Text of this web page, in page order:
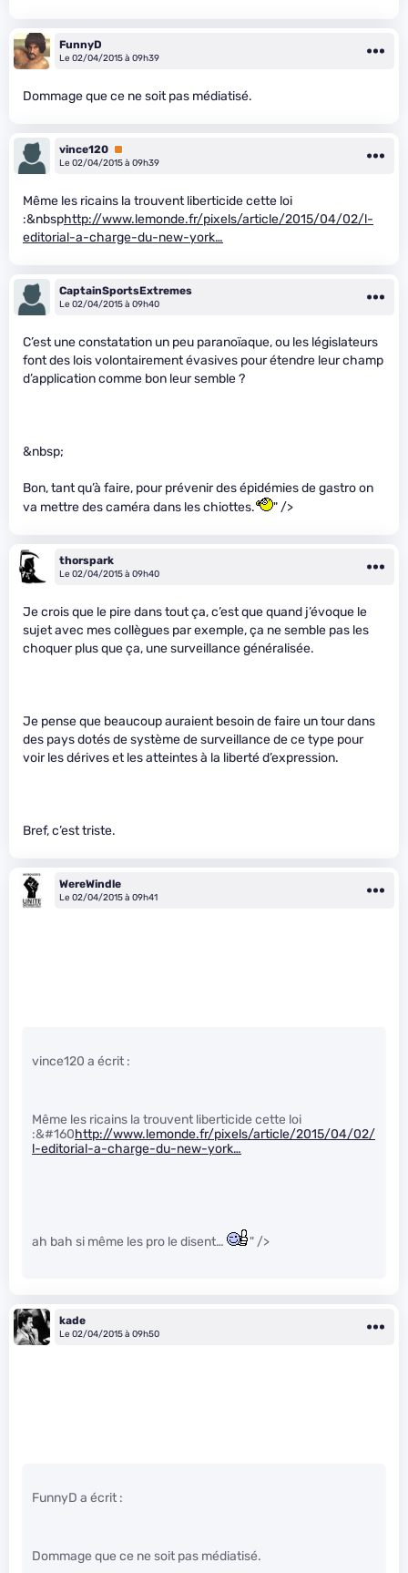
FunnyD
Le 02/04/2015 à 09h39
Dommage que ce ne soit pas médiatisé.
vince120 Premium
Le 02/04/2015 à 09h39
Même les ricains la trouvent liberticide cette loi
:&nbsphttp://www.lemonde.fr/pixels/article/2015/04/02/l-
editorial-a-charge-du-new-york…
CaptainSportsExtremes
Le 02/04/2015 à 09h40
C’est une constatation un peu paranoïaque, ou les législateurs
font des lois volontairement évasives pour étendre leur champ
d’application comme bon leur semble ?
&nbsp;
Bon, tant qu’à faire, pour prévenir des épidémies de gastro on
va mettre des caméra dans les chiottes.
" />
thorspark
Le 02/04/2015 à 09h40
Je crois que le pire dans tout ça, c’est que quand j’évoque le
sujet avec mes collègues par exemple, ça ne semble pas les
choquer plus que ça, une surveillance généralisée.
Je pense que beaucoup auraient besoin de faire un tour dans
des pays dotés de système de surveillance de ce type pour
voir les dérives et les atteintes à la liberté d’expression.
Bref, c’est triste.
WereWindle
Le 02/04/2015 à 09h41
vince120 a écrit :
Même les ricains la trouvent liberticide cette loi
:&#160http://www.lemonde.fr/pixels/article/2015/04/02/
l-editorial-a-charge-du-new-york…
ah bah si même les pro le disent… " />
kade
Le 02/04/2015 à 09h50
FunnyD a écrit :
Dommage que ce ne soit pas médiatisé.